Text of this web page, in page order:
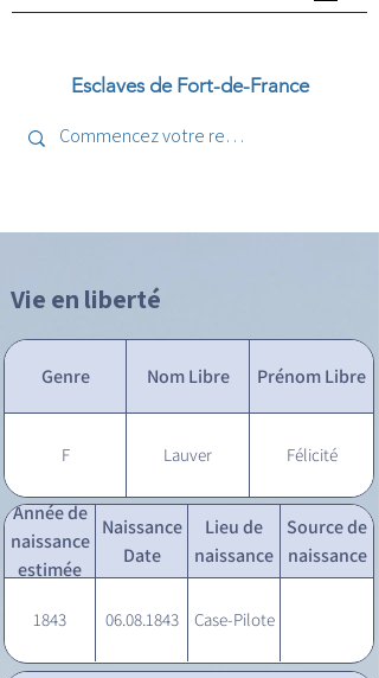
Esclaves de Fort-de-France
Vie en liberté
Genre Nom Libre Prénom Libre
F Lauver Félicité
Année de
naissance
estimée
Naissance
Date
Lieu de
naissance
Source de
naissance
1843 06.08.1843 Case-Pilote